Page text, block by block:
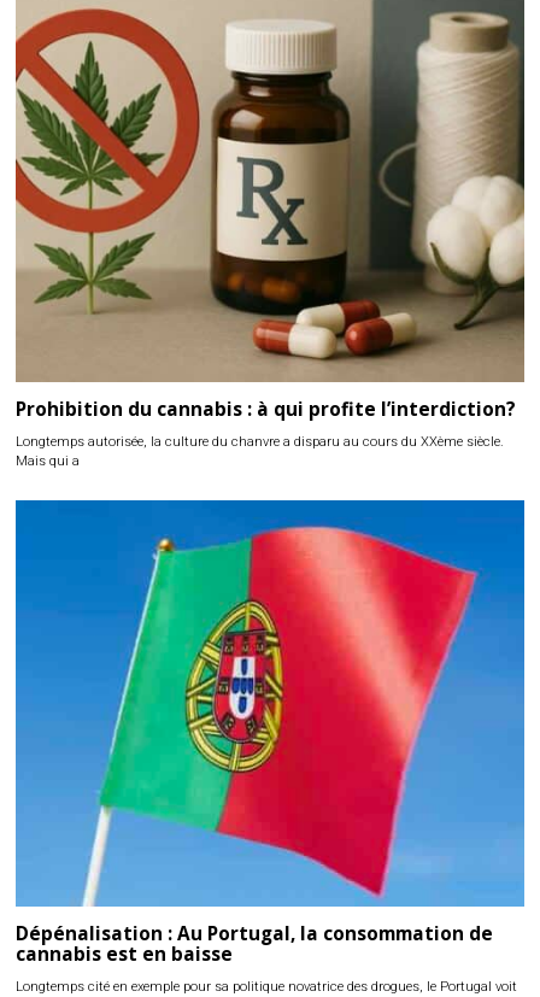
Prohibition du cannabis : à qui profite l’interdiction?
Longtemps autorisée, la culture du chanvre a disparu au cours du XXème siècle.
Mais qui a
Dépénalisation : Au Portugal, la consommation de
cannabis est en baisse
Longtemps cité en exemple pour sa politique novatrice des drogues, le Portugal voit